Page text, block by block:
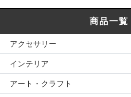
商品一覧
アクセサリー
インテリア
アート・クラフト